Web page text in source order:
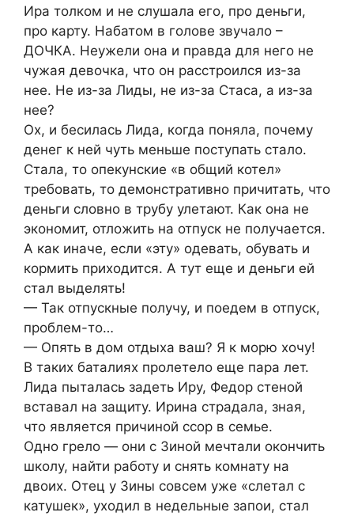
Ира толком и не слушала его, про деньги,
про карту. Набатом в голове звучало –
ДОЧКА. Неужели она и правда для него не
чужая девочка, что он расстроился из-за
нее. Не из-за Лиды, не из-за Стаса, а из-за
нее?
Ох, и бесилась Лида, когда поняла, почему
денег к ней чуть меньше поступать стало.
Стала, то опекунские «в общий котел»
требовать, то демонстративно причитать, что
деньги словно в трубу улетают. Как она не
экономит, отложить на отпуск не получается.
А как иначе, если «эту» одевать, обувать и
кормить приходится. А тут еще и деньги ей
стал выделять!
— Так отпускные получу, и поедем в отпуск,
проблем-то…
— Опять в дом отдыха ваш? Я к морю хочу!
В таких баталиях пролетело еще пара лет.
Лида пыталась задеть Иру, Федор стеной
вставал на защиту. Ирина страдала, зная,
что является причиной ссор в семье.
Одно грело — они с Зиной мечтали окончить
школу, найти работу и снять комнату на
двоих. Отец у Зины совсем уже «слетал с
катушек», уходил в недельные запои, стал